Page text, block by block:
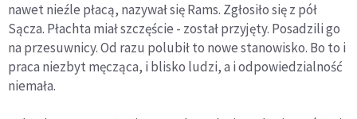
nawet nieźle płacą, nazywał się Rams. Zgłosiło się z pół
Sącza. Płachta miał szczęście - został przyjęty. Posadzili go
na przesuwnicy. Od razu polubił to nowe stanowisko. Bo to i
praca niezbyt męcząca, i blisko ludzi, a i odpowiedzialność
niemała.